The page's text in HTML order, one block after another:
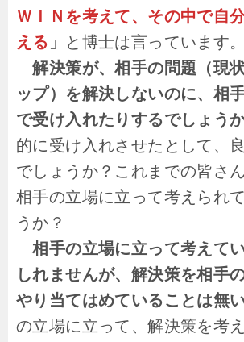
ＷＩＮを考えて、その中で自
える 」
と博士は言っています。
解決策が、相手の問題（現
ップ）を解決しないのに、相
で受け入れたりするでしょう
的に受け入れさせたとして、
でしょうか？これまでの皆さ
相手の立場に立って考えられ
うか？
相手の立場に立って考えて
しれませんが、解決策を相手
やり当てはめていることは無
の立場に立って、解決策を考